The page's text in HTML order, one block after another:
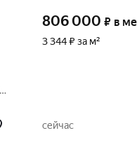
806 000 ₽ в
3 344 ₽ за м²
сейчас